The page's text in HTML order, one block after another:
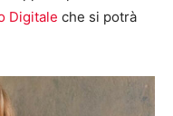
Digitale che si potrà